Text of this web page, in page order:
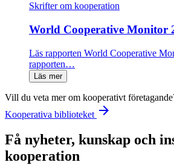
Skrifter om kooperation
World Cooperative Monitor
Läs rapporten World Cooperative
rapporten…
Läs mer
Vill du veta mer om kooperativt
Kooperativa biblioteket arrow_forward
Få nyheter, kunskap och
kooperation